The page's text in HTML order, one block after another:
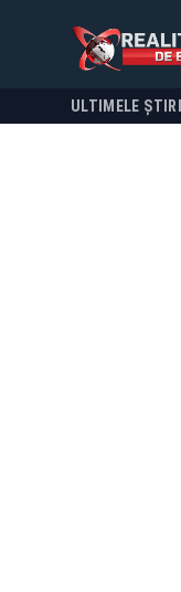
ULTIMELE ȘTIRI